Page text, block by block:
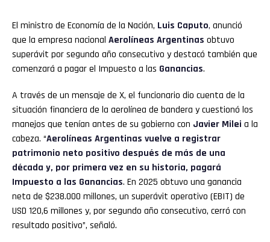
El ministro de Economía de la Nación, Luis Caputo, anunció
que la empresa nacional Aerolíneas Argentinas obtuvo
superávit por segundo año consecutivo y destacó también que
comenzará a pagar el Impuesto a las Ganancias.
A través de un mensaje de X, el funcionario dio cuenta de la
situación financiera de la aerolínea de bandera y cuestionó los
manejos que tenían antes de su gobierno con Javier Milei a la
cabeza. “Aerolíneas Argentinas vuelve a registrar
patrimonio neto positivo después de más de una
década y, por primera vez en su historia, pagará
Impuesto a las Ganancias. En 2025 obtuvo una ganancia
neta de $238.000 millones, un superávit operativo (EBIT) de
USD 120,6 millones y, por segundo año consecutivo, cerró con
resultado positivo”, señaló.